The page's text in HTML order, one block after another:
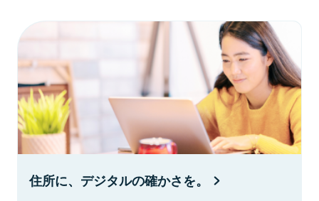
住所に、デジタルの確かさを。